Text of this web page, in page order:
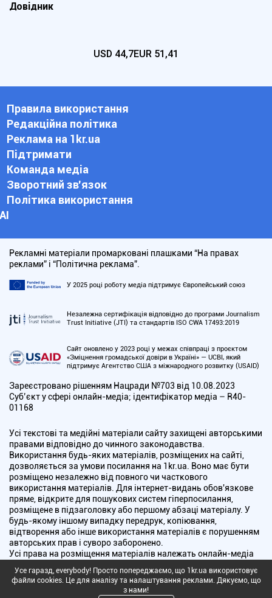
Довідник
USD 44,7EUR 51,41
Правила використання
Редакційна політика
Реклама на 1kr.ua
Підтримати
Команда медіа
Зворотний зв'язок
Політика використання
АІ
Рекламні матеріали промарковані плашками “На правах
реклами” і “Політична реклама”.
У 2025 році роботу медіа підтримує Європейський союз
Незалежна сертифікація відповідно до програми Journalism
Trust Initiative (JTI) та стандартів ISO CWA 17493:2019
Сайт оновлено у 2023 році у межах співпраці з проєктом
«Зміцнення громадської довіри в Україні» — UCBI, який
підтримує Агентство США з міжнародного розвитку (USAID)
Зареєстровано рішенням Нацради №703 від 10.08.2023
Cуб’єкт у сфері онлайн-медіа; ідентифікатор медіа – R40-
01168
Усі текстові та медійні матеріали сайту захищені авторськими
правами відповідно до чинного законодавства.
Використання будь-яких матеріалів, розміщених на сайті,
дозволяється за умови посилання на 1kr.ua. Воно має бути
розміщено незалежно від повного чи часткового
використання матеріалів. Для інтернет-видань обов'язкове
пряме, відкрите для пошукових систем гіперпосилання,
розміщене в підзаголовку або першому абзаці матеріалу. У
будь-якому іншому випадку передрук, копіювання,
відтворення або інше використання матеріалів є порушенням
авторських прав і суворо заборонено.
Усі права на розміщення матеріалів належать онлайн-медіа
"Перший Криворізький". Медіа зареєстроване Національною
радою України з питань телебачення і радіомовлення.
Усе гаразд, everybody! Просто попереджаємо, що 1kr.ua використовує
файли cookies. Це для аналізу та налаштування реклами. Дякуємо, що
з нами!